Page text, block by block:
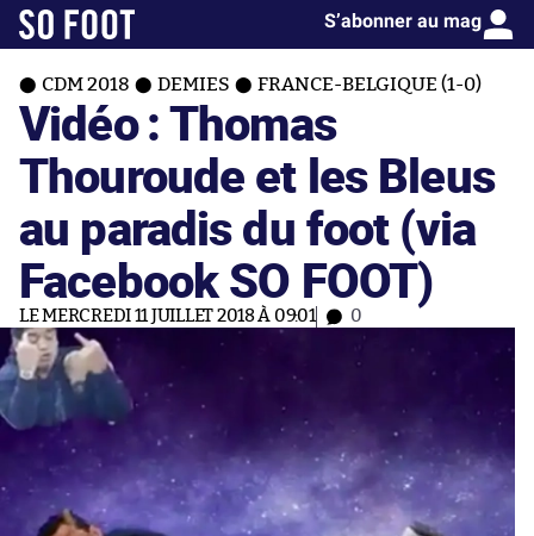
S’abonner au mag
CDM 2018 DEMIES FRANCE-BELGIQUE (1-0)
Vidéo : Thomas
Thouroude et les Bleus
au paradis du foot (via
Facebook SO FOOT)
LE MERCREDI 11 JUILLET 2018 À 09:01 0